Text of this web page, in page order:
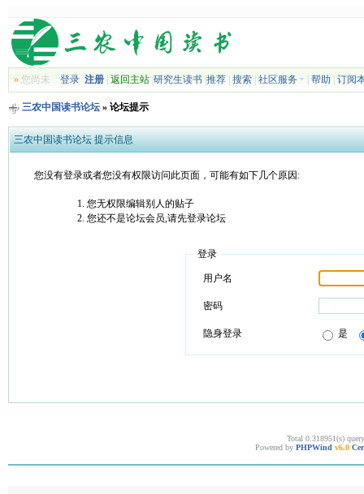
»您尚未 登录 注册| 返回主站| 研究生读书| 推荐| 搜索| 社区服务 帮助 订阅
三农中国读书论坛» 论坛提示
三农中国读书论坛 提示信息
您没有登录或者您没有权限访问此页面，可能有如下几个原因:
您无权限编辑别人的贴子
您还不是论坛会员,请先登录论坛
登录
用户名
密码
隐身登录 是
Total 0.318951(s)
Powered by PHPWind v6.0